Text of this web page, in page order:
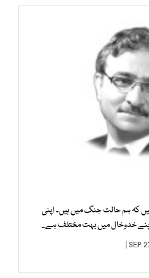
کہ ہم حالت جنگ میں ہیں۔ اپنی
خدوخال میں بہت مختلف ہے...